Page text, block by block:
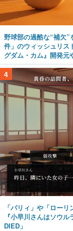
野球部の過酷な“補欠
件」のウィッシュリス
グダム・カム』開発元
4
「パリィ」や「ロー
『小早川さんはソウ
DIED」